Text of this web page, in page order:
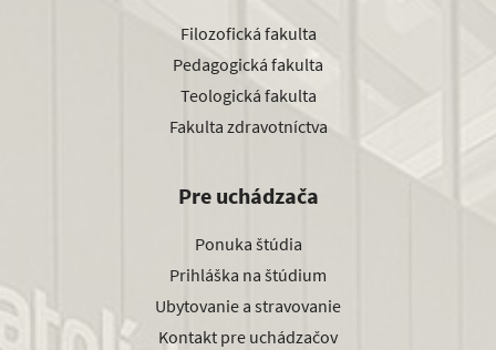
Filozofická fakulta
Pedagogická fakulta
Teologická fakulta
Fakulta zdravotníctva
Pre uchádzača
Ponuka štúdia
Prihláška na štúdium
Ubytovanie a stravovanie
Kontakt pre uchádzačov